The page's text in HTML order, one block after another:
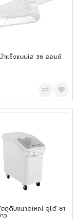
ำแข็งแบบใส 36 ออนซ์
ถุดิบขนาดใหญ่ จุได้ 81
ว